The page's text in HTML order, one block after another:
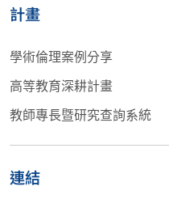
計畫
學術倫理案例分享
高等教育深耕計畫
教師專長暨研究查詢系統
連結